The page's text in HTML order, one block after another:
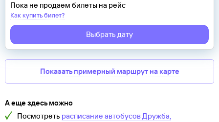
Пока не продаем билеты на рейс
Как купить билет?
Выбрать дату
Показать примерный маршрут на карте
А еще здесь можно
Посмотреть расписание автобусовДружба,